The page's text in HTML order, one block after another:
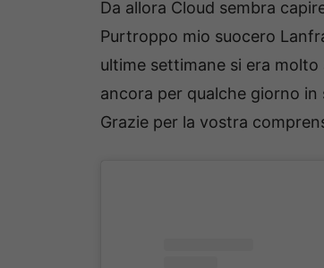
Da allora Cloud sembra
Purtroppo mio suocero
ultime settimane si era
ancora per qualche giorno
Grazie per la vostra